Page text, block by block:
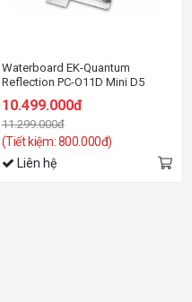
Waterboard EK-Quantum
Reflection PC-O11D Mini D5
PWM D-RGB - Plexi ( Dynamic
Mini )
10.499.000đ
11.299.000đ
(Tiết kiệm: 800.000đ)
Liên hệ